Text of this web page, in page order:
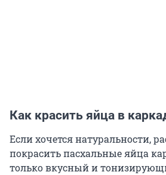
Как красить яйца в
Если хочется натуральности,
покрасить пасхальные яйца
только вкусный и